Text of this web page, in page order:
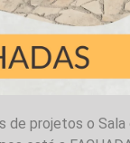
de projetos o